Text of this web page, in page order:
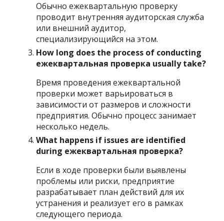
Обычно ежеквартальную проверку
проводит внутренняя аудиторская служба
или внешний аудитор,
специализирующийся на этом.
How long does the process of conducting
ежеквартальная проверка usually take?
Время проведения ежеквартальной
проверки может варьироваться в
зависимости от размеров и сложности
предприятия. Обычно процесс занимает
несколько недель.
What happens if issues are identified
during ежеквартальная проверка?
Если в ходе проверки были выявлены
проблемы или риски, предприятие
разрабатывает план действий для их
устранения и реализует его в рамках
следующего периода.